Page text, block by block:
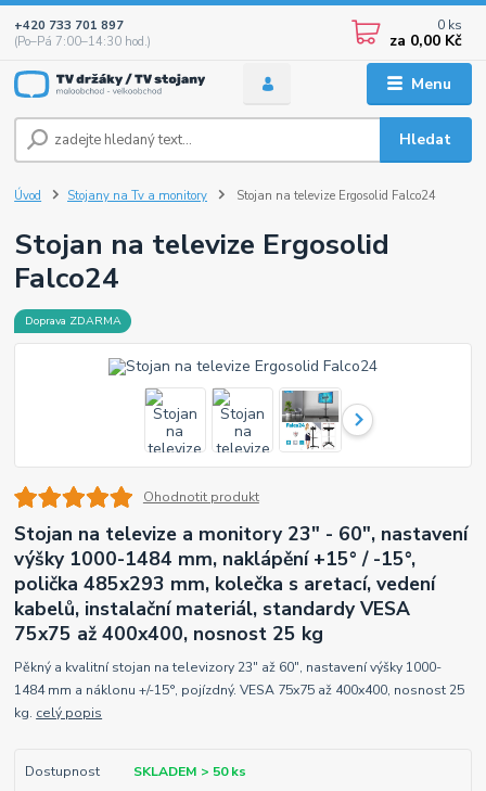
Menu
Hledat
+420 733 701 897
(Po–Pá 7:00–14:30 hod.)
0 ks
za 0,00 Kč
Úvod Stojany na Tv a monitory Stojan na televize Ergosolid Falco24
Stojan na televize Ergosolid
Falco24
Doprava ZDARMA
Ohodnotit produkt
Stojan na televize a monitory 23" - 60", nastavení
výšky 1000-1484 mm, naklápění +15° / -15°,
polička 485x293 mm, kolečka s aretací, vedení
kabelů, instalační materiál, standardy VESA
75x75 až 400x400, nosnost 25 kg
Pěkný a kvalitní stojan na televizory 23" až 60", nastavení výšky 1000-
1484 mm a náklonu +/-15°, pojízdný. VESA 75x75 až 400x400, nosnost 25
kg. celý popis
Dostupnost
SKLADEM > 50 ks